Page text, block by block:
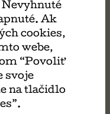
TIEŽ
Ak
cookies,
webe,
“Povoliť
svoje
na tlačidlo